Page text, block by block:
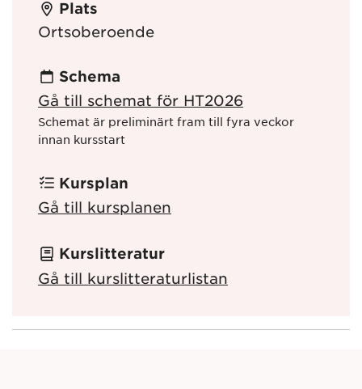
Plats
Ortsoberoende
Schema
Gå till schemat för HT2026
Schemat är preliminärt fram till fyra veckor
innan kursstart
Kursplan
Gå till kursplanen
Kurslitteratur
Gå till kurslitteraturlistan